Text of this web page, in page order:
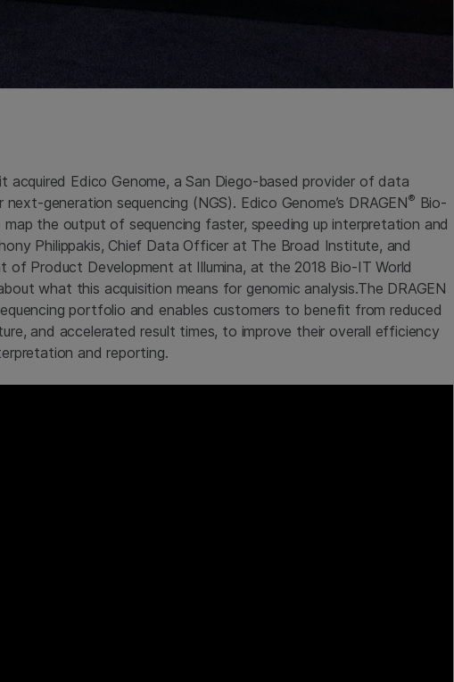
acquired Edico Genome, a San Diego-based provider of data
generation sequencing (NGS). Edico Genome’s DRAGEN® Bio-
the output of sequencing faster, speeding up interpretation and
Philippakis, Chief Data Officer at The Broad Institute, and
of Product Development at Illumina, at the 2018 Bio-IT World
what this acquisition means for genomic analysis.The DRAGEN
portfolio and enables customers to benefit from reduced
and accelerated result times, to improve their overall efficiency
and reporting.